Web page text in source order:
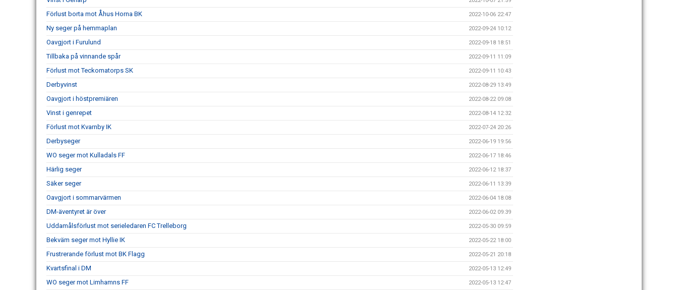
Förlust borta mot Åhus Horna BK 2022-10-06 22:47
Ny seger på hemmaplan 2022-09-24 10:12
Oavgjort i Furulund 2022-09-18 18:51
Tillbaka på vinnande spår 2022-09-11 11:09
Förlust mot Teckomatorps SK 2022-09-11 10:43
Derbyvinst 2022-08-29 13:49
Oavgjort i höstpremiären 2022-08-22 09:08
Vinst i genrepet 2022-08-14 12:32
Förlust mot Kvarnby IK 2022-07-24 20:26
Derbyseger 2022-06-19 19:56
WO seger mot Kulladals FF 2022-06-17 18:46
Härlig seger 2022-06-12 18:37
Säker seger 2022-06-11 13:39
Oavgjort i sommarvärmen 2022-06-04 18:08
DM-äventyret är över 2022-06-02 09:39
Uddamålsförlust mot serieledaren FC Trelleborg 2022-05-30 09:59
Bekväm seger mot Hyllie IK 2022-05-22 18:00
Frustrerande förlust mot BK Flagg 2022-05-21 20:18
Kvartsfinal i DM 2022-05-13 12:49
WO seger mot Limhamns FF 2022-05-13 12:47